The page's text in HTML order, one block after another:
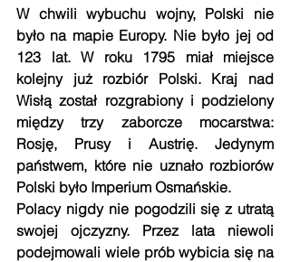
W chwili wybuchu wojny, Polski nie
było na mapie Europy. Nie było jej od
123 lat. W roku 1795 miał miejsce
kolejny już rozbiór Polski. Kraj nad
Wisłą został rozgrabiony i podzielony
między trzy zaborcze mocarstwa:
Rosję, Prusy i Austrię. Jedynym
państwem, które nie uznało rozbiorów
Polski było Imperium Osmańskie.
Polacy nigdy nie pogodzili się z utratą
swojej ojczyzny. Przez lata niewoli
podejmowali wiele prób wybicia się na